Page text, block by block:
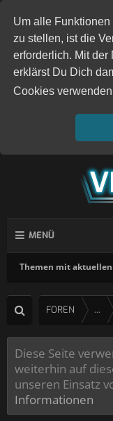
Um alle
zu stellen, ist die
erforderlich. Mit der
erklärst Du Dich
Cookies
MENÜ
Themen mit
FOREN ...
Diese Seite
weiterhin auf
unseren Einsatz
Informationen